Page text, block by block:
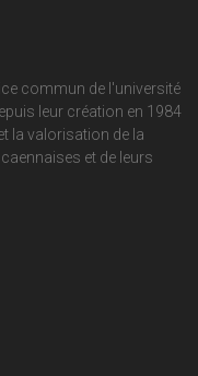
commun de l'université
leur création en 1984
la valorisation de la
et de leurs